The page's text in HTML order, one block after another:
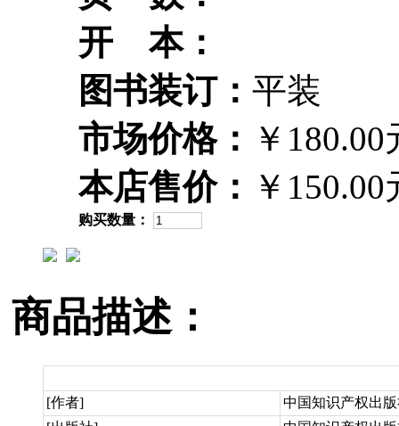
开 本：
图书装订： 平装
市场价格： ￥180.00
本店售价： ￥150.00
购买数量：
商品描述：
[作者]
中国知识产权出